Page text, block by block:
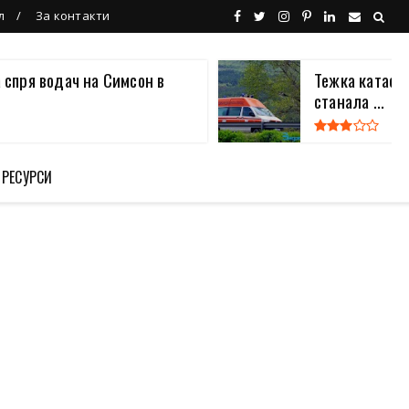
За контакти
водач на Симсон в
Тежка
станала ...